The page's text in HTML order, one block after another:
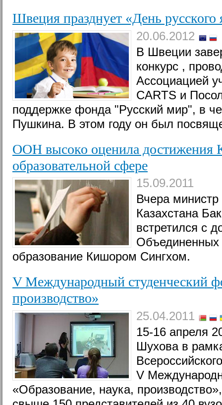
Швеция празднует «День русского
20.06.2012
В Швеции
конкурс ,
Ассоциацией
CARTS и
поддержке фонда "Русский мир", в
Пушкина. В этом году он был
ООН высоко оценила достижения
образовательной сфере
15.09.2011
Вчера министр
Казахстана
встретился с
образование Кишором Сингхом.
V Международный студенческий
производство»
25.04.2011
15-16 апреля
Шухова в
V
«Образование, наука,